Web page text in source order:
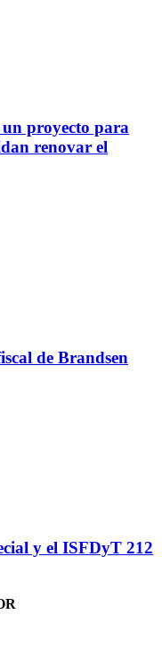
proyecto para
renovar el
de Brandsen
y el ISFDyT 212